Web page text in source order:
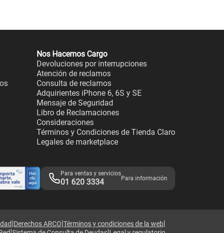
Nos Hacemos Cargo
Devoluciones por interrupciones
Atención de reclamos
Consulta de reclamos
Adquirientes iPhone 6, 6S y SE
Mensaje de Seguridad
Libro de Reclamaciones
Consideraciones
Términos y Condiciones de Tienda Claro
Legales de marketplace
Para ventas y servicios
01 620 3334 Para información
|Derechos ARCO|Términos y condiciones de la web|